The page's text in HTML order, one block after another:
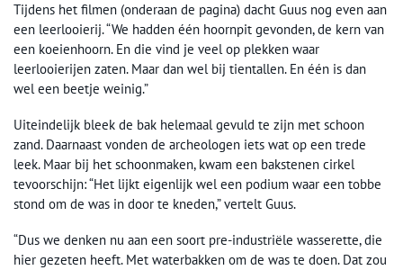
Tijdens het filmen (onderaan de pagina) dacht Guus nog even aan
een leerlooierij. “We hadden één hoornpit gevonden, de kern van
een koeienhoorn. En die vind je veel op plekken waar
leerlooierijen zaten. Maar dan wel bij tientallen. En één is dan
wel een beetje weinig.”
Uiteindelijk bleek de bak helemaal gevuld te zijn met schoon
zand. Daarnaast vonden de archeologen iets wat op een trede
leek. Maar bij het schoonmaken, kwam een bakstenen cirkel
tevoorschijn: “Het lijkt eigenlijk wel een podium waar een tobbe
stond om de was in door te kneden,” vertelt Guus.
“Dus we denken nu aan een soort pre-industriële wasserette, die
hier gezeten heeft. Met waterbakken om de was te doen. Dat zou